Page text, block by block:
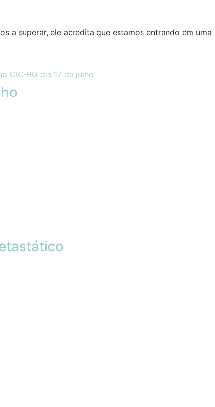
a superar, ele acredita que estamos entrando em uma